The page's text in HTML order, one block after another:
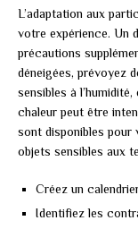
L’adaptation aux
votre expérience. Un
précautions
déneigées, prévoyez
sensibles à
chaleur peut être
sont disponibles pour
objets sensibles aux
Créez un
Identifiez les